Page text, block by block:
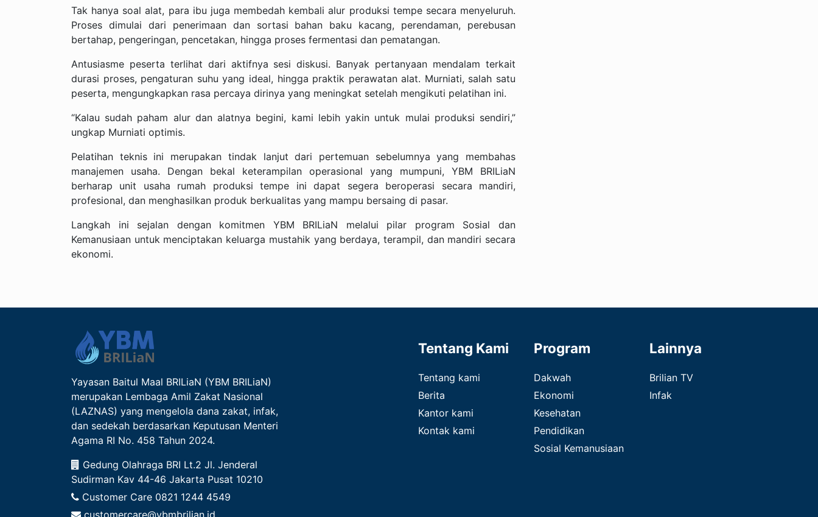
Tak hanya soal alat, para ibu juga membedah kembali alur produksi tempe secara menyeluruh.
Proses dimulai dari penerimaan dan sortasi bahan baku kacang, perendaman, perebusan
bertahap, pengeringan, pencetakan, hingga proses fermentasi dan pematangan.
Antusiasme peserta terlihat dari aktifnya sesi diskusi. Banyak pertanyaan mendalam terkait
durasi proses, pengaturan suhu yang ideal, hingga praktik perawatan alat. Murniati, salah satu
peserta, mengungkapkan rasa percaya dirinya yang meningkat setelah mengikuti pelatihan ini.
“Kalau sudah paham alur dan alatnya begini, kami lebih yakin untuk mulai produksi sendiri,”
ungkap Murniati optimis.
Pelatihan teknis ini merupakan tindak lanjut dari pertemuan sebelumnya yang membahas
manajemen usaha. Dengan bekal keterampilan operasional yang mumpuni, YBM BRILiaN
berharap unit usaha rumah produksi tempe ini dapat segera beroperasi secara mandiri,
profesional, dan menghasilkan produk berkualitas yang mampu bersaing di pasar.
Langkah ini sejalan dengan komitmen YBM BRILiaN melalui pilar program Sosial dan
Kemanusiaan untuk menciptakan keluarga mustahik yang berdaya, terampil, dan mandiri secara
ekonomi.
Yayasan Baitul Maal BRILiaN (YBM BRILiaN)
merupakan Lembaga Amil Zakat Nasional
(LAZNAS) yang mengelola dana zakat, infak,
dan sedekah berdasarkan Keputusan Menteri
Agama RI No. 458 Tahun 2024.
Gedung Olahraga BRI Lt.2 Jl. Jenderal
Sudirman Kav 44-46 Jakarta Pusat 10210
Customer Care 0821 1244 4549
customercare@ybmbrilian.id
Tentang Kami
Tentang kami
Berita
Kantor kami
Kontak kami
Program
Dakwah
Ekonomi
Kesehatan
Pendidikan
Sosial Kemanusiaan
Lainnya
Brilian TV
Infak